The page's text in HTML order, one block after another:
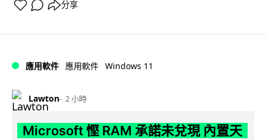
分享
應用軟件 應用軟件 Windows 11
Lawton 2 小時
Microsoft 慳 RAM 承諾未兌現 內置天